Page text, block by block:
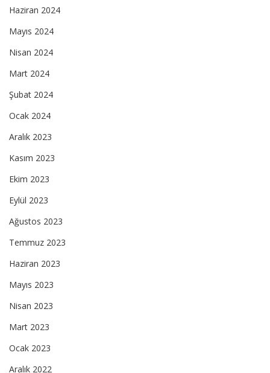
Haziran 2024
Mayıs 2024
Nisan 2024
Mart 2024
Şubat 2024
Ocak 2024
Aralık 2023
Kasım 2023
Ekim 2023
Eylül 2023
Ağustos 2023
Temmuz 2023
Haziran 2023
Mayıs 2023
Nisan 2023
Mart 2023
Ocak 2023
Aralık 2022